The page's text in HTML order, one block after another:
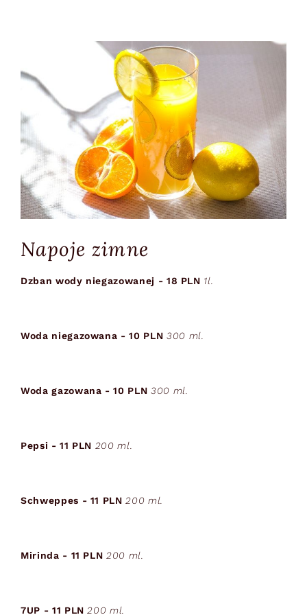
Napoje zimne
Dzban wody niegazowanej - 18 PLN 1l.
Woda niegazowana - 10 PLN 300 ml.
Woda gazowana - 10 PLN 300 ml.
Pepsi - 11 PLN 200 ml.
Schweppes - 11 PLN 200 ml.
Mirinda - 11 PLN 200 ml.
7UP - 11 PLN 200 ml.